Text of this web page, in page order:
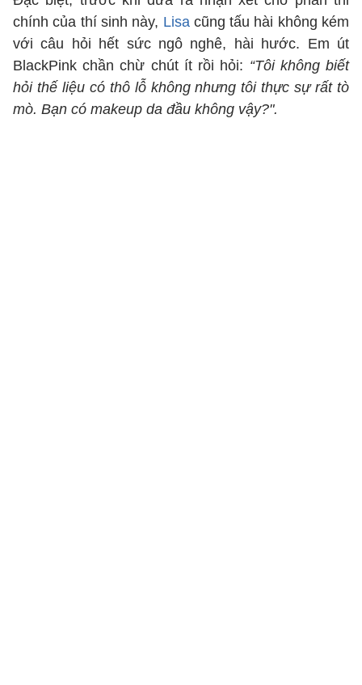
chính của thí sinh này, Lisa cũng tấu hài không kém
với câu hỏi hết sức ngô nghê, hài hước. Em út
BlackPink chần chừ chút ít rồi hỏi: “Tôi không biết
hỏi thế liệu có thô lỗ không nhưng tôi thực sự rất tò
mò. Bạn có makeup da đầu không vậy?".